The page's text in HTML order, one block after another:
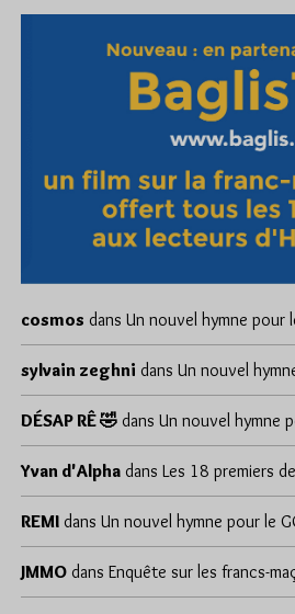
cosmos dans Un nouvel hymne pour
sylvain zeghni dans Un nouvel
DÉSAP RÊ 🤣 dans Un nouvel hymne
Yvan d'Alpha dans Les 18 premiers
REMI dans Un nouvel hymne pour le
JMMO dans Enquête sur les francs-